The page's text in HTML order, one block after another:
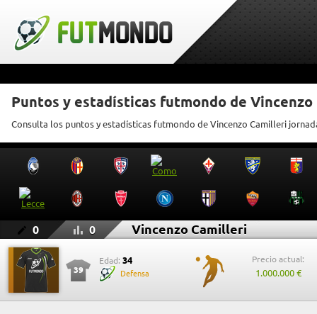
Puntos y estadísticas futmondo de Vincenzo
Consulta los puntos y estadísticas futmondo de Vincenzo Camilleri
0 0 Vincenzo Camilleri
39
Edad: 34
Defensa
Precio actual:
1.000.000 €